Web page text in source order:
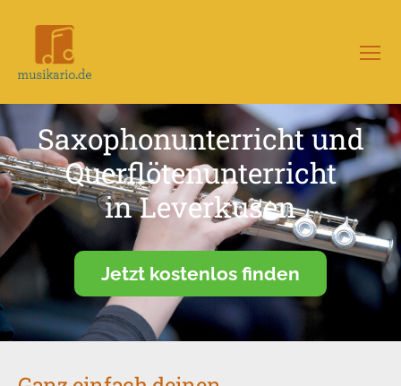
–
Portal
für
Musikunterricht
Saxophonunterricht und
Querflötenunterricht
in Leverkusen
Jetzt kostenlos finden